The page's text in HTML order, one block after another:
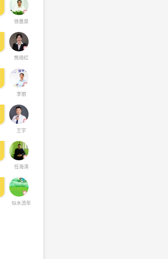
徐惠泉
熊琦红
李丽
王宇
任海涛
似水流年